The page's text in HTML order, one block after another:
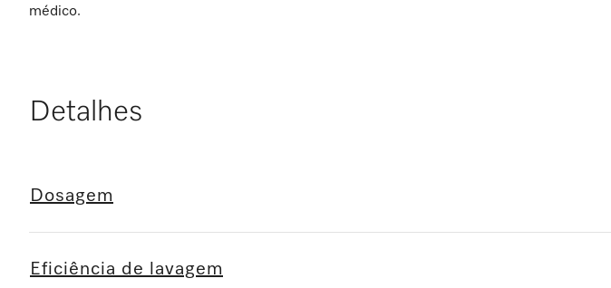
médico.
Detalhes
Dosagem
Eficiência de lavagem